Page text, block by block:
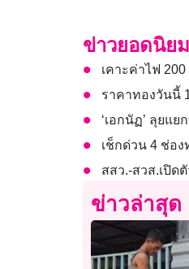
ข่าวยอดนิย
เคาะค่าไฟ
ราคาทองวันนี้
‘เอกนัฏ’ ลุยแ
เช็กด่วน 4 ช่อ
สสว.-สวส.เปิด
ข่าวล่าสุด